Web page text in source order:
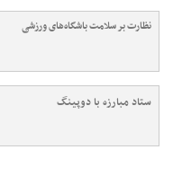
نظارت بر سلامت باشگاه‌های ورزشی
ستاد مبارزه با دوپینگ